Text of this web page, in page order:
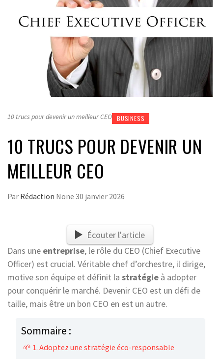
10 trucs pour devenir un meilleur CEO BUSINESS
10 TRUCS POUR DEVENIR UN
MEILLEUR CEO
Par Rédaction None 30 janvier 2026
Écouter l'article
Dans une entreprise, le rôle du CEO (Chief Executive
Officer) est crucial. Véritable chef d’orchestre, il dirige,
motive son équipe et définit la stratégie à adopter
pour conquérir le marché. Devenir CEO est un défi de
taille, mais être un bon CEO en est un autre.
Sommaire :
🌱 1. Adoptez une stratégie éco-responsable